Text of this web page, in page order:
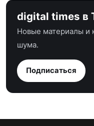
digital times в
Новые материалы и
шума.
Подписаться